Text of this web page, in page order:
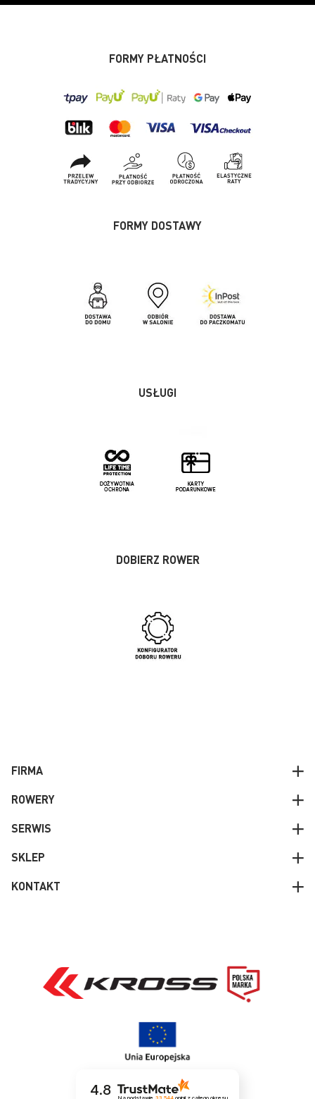
FORMY PŁATNOŚCI
FORMY DOSTAWY
USŁUGI
DOBIERZ ROWER
FIRMA
ROWERY
SERWIS
SKLEP
KONTAKT
4.8